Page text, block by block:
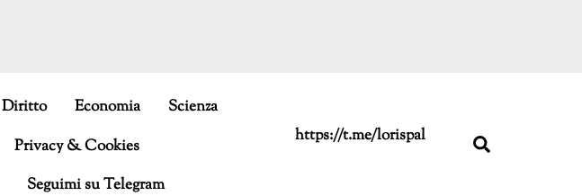
https://t.me/lorispal
Diritto Economia
Scienza
Privacy & Cookies
Seguimi su Telegram